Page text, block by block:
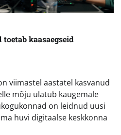
kaasaegseid
viimastel aastatel kasvanud
mõju ulatub kaugemale
on leidnud uusi
huvi digitaalse keskkonna